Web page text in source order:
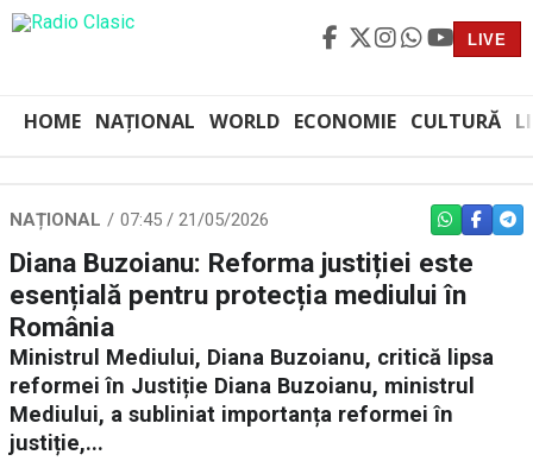
LIVE
HOME NAȚIONAL WORLD ECONOMIE CULTURĂ
NAȚIONAL 07:45 / 21/05/2026 WHATSAPP
Diana Buzoianu: Reforma justiției este
esențială pentru protecția mediului în
România
Ministrul Mediului, Diana Buzoianu, critică lipsa
reformei în Justiție Diana Buzoianu, ministrul
Mediului, a subliniat importanța reformei în
justiție,...